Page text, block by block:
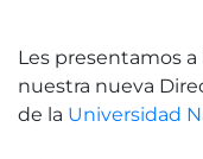
Les presentamos a
nuestra nueva
de la Universidad